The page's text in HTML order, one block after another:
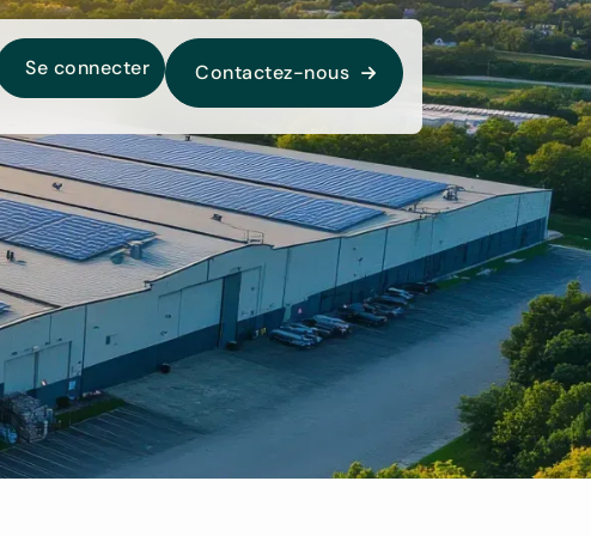
Se connecter Contactez-nous